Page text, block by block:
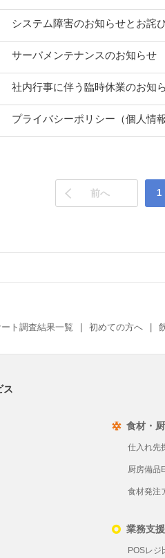
システム障害のお知らせとお詫
サーバメンテナンスのお知らせ
社内行事に伴う臨時休業のお知
プライバシーポリシー（個人情
前へ 1
ト調査結果一覧 初めての方へ
ス
食材・
仕入れ先
厨房備品
食材発注
業務支
POSレジ